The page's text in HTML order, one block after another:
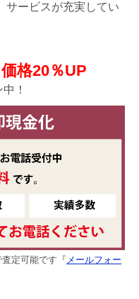
サービスが充実してい
格20％UP
！
定可能です『 メールフォー